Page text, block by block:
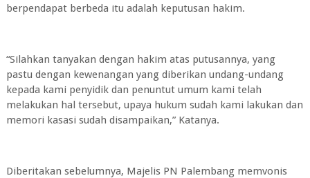
berpendapat berbeda itu adalah keputusan hakim.
“Silahkan tanyakan dengan hakim atas putusannya, yang
pastu dengan kewenangan yang diberikan undang-undang
kepada kami penyidik dan penuntut umum kami telah
melakukan hal tersebut, upaya hukum sudah kami lakukan dan
memori kasasi sudah disampaikan,” Katanya.
Diberitakan sebelumnya, Majelis PN Palembang memvonis